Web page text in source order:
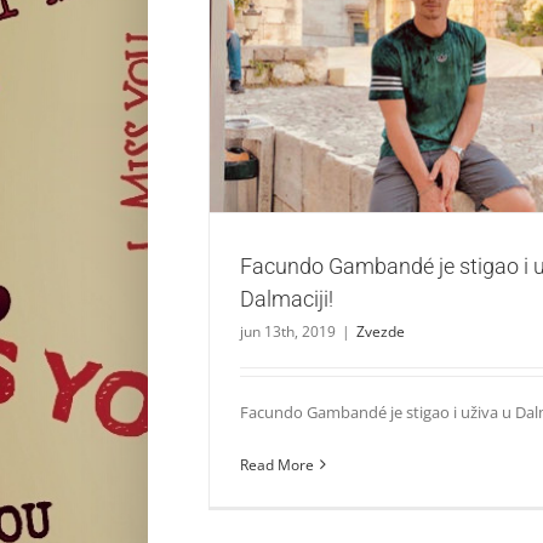
Facundo Gambandé je stigao i uživa
Zvezde
Facundo Gambandé je stigao i
Dalmaciji!
jun 13th, 2019 | Zvezde
Facundo Gambandé je stigao i uživa u
Read More